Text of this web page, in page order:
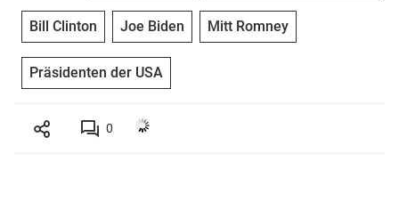
Bill Clinton Joe Biden Mitt Romney
Präsidenten der USA
0